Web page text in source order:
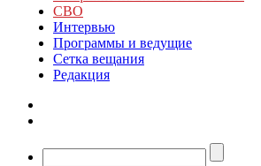
СВО
Интервью
Программы и ведущие
Сетка вещания
Редакция